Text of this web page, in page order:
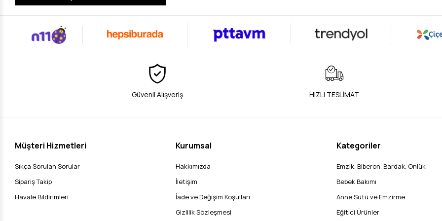
Güvenli Alışveriş HIZLI TESLİMAT
Müşteri Hizmetleri
Sıkça Sorulan Sorular
Sipariş Takip
Havale Bildirimleri
Kurumsal
Hakkımızda
İletişim
İade ve Değişim Koşulları
Gizlilik Sözleşmesi
Kategoriler
Emzik, Biberon, Bardak, Önlük
Bebek Bakımı
Anne Sütü ve Emzirme
Eğitici Ürünler